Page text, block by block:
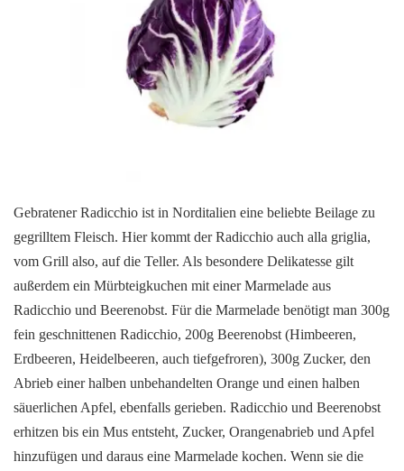
Gebratener Radicchio ist in Norditalien eine beliebte Beilage zu
gegrilltem Fleisch. Hier kommt der Radicchio auch alla griglia,
vom Grill also, auf die Teller. Als besondere Delikatesse gilt
außerdem ein Mürbteigkuchen mit einer Marmelade aus
Radicchio und Beerenobst. Für die Marmelade benötigt man 300g
fein geschnittenen Radicchio, 200g Beerenobst (Himbeeren,
Erdbeeren, Heidelbeeren, auch tiefgefroren), 300g Zucker, den
Abrieb einer halben unbehandelten Orange und einen halben
säuerlichen Apfel, ebenfalls gerieben. Radicchio und Beerenobst
erhitzen bis ein Mus entsteht, Zucker, Orangenabrieb und Apfel
hinzufügen und daraus eine Marmelade kochen. Wenn sie die